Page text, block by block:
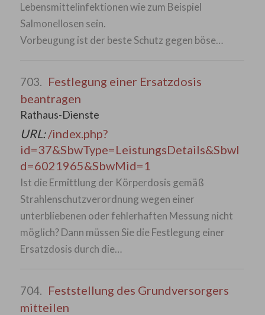
Lebensmittelinfektionen wie zum Beispiel
Salmonellosen sein.
Vorbeugung ist der beste Schutz gegen böse…
703. Festlegung einer Ersatzdosis
beantragen
Rathaus-Dienste
URL:/index.php?
id=37&SbwType=LeistungsDetails&SbwI
d=6021965&SbwMid=1
Ist die Ermittlung der Körperdosis gemäß
Strahlenschutzverordnung wegen einer
unterbliebenen oder fehlerhaften Messung nicht
möglich? Dann müssen Sie die Festlegung einer
Ersatzdosis durch die…
704. Feststellung des Grundversorgers
mitteilen